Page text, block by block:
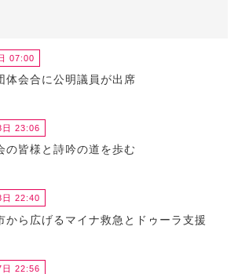
07:00
体会合に公明議員が出席
日 23:06
の皆様と詩吟の道を歩む
日 22:40
から広げるマイナ救急とドゥーラ支援
日 22:56